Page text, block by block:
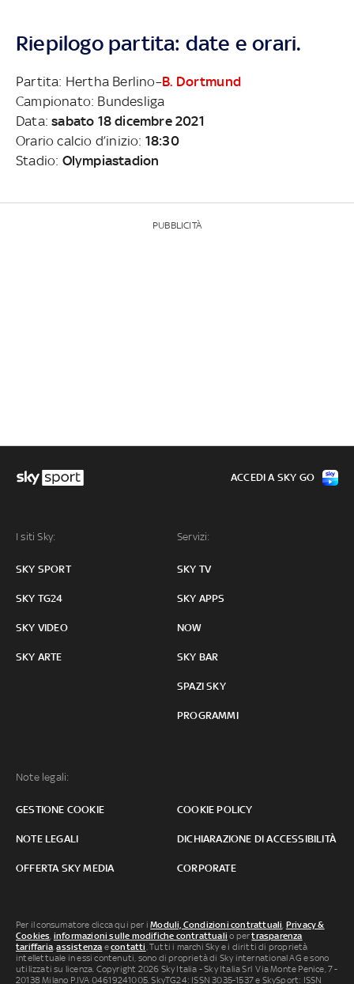
Riepilogo partita: date e orari.
Partita: Hertha Berlino–B. Dortmund
Campionato: Bundesliga
Data:sabato 18 dicembre 2021
Orario calcio d’inizio: 18:30
Stadio: Olympiastadion
PUBBLICITÀ
I siti Sky:
SKY SPORT
SKY TG24
SKY VIDEO
SKY ARTE
Servizi:
SKY TV
SKY APPS
NOW
SKY BAR
SPAZI SKY
PROGRAMMI
Note legali:
GESTIONE COOKIE COOKIE POLICY
NOTE LEGALI DICHIARAZIONE DI ACCESSIBILITÀ
OFFERTA SKY MEDIA CORPORATE
ACCEDI A SKY GO
Per il consumatore clicca qui per iModuli, Condizioni contrattuali Privacy &
Cookies informazioni sulle modifiche contrattuali o pertrasparenza
tariffaria ,assistenza econtatti . Tutti i marchi Sky e i diritti di proprietà
intellettuale in essi contenuti, sono di proprietà di Sky international AG e sono
utilizzati su licenza. Copyright 2026 Sky Italia - Sky Italia Srl Via Monte Penice, 7 -
20138 Milano P.IVA 04619241005. SkyTG24: ISSN 3035-1537 e SkySport: ISSN